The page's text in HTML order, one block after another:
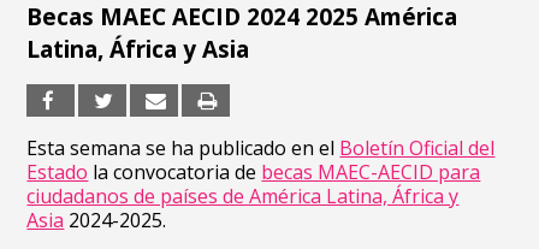
Becas MAEC AECID 2024 2025 América
Latina, África y Asia
Esta semana se ha publicado en el Boletín Oficial del
Estado la convocatoria de becas MAEC-AECID para
ciudadanos de países de América Latina, África y
Asia 2024-2025.